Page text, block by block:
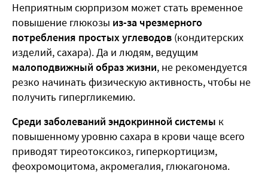
Неприятным сюрпризом может стать временное
повышение глюкозы из-за чрезмерного
потребления простых углеводов (кондитерских
изделий, сахара). Да и людям, ведущим
малоподвижный образ жизни, не рекомендуется
резко начинать физическую активность, чтобы не
получить гипергликемию.
Среди заболеваний эндокринной системы к
повышенному уровню сахара в крови чаще всего
приводят тиреотоксикоз, гиперкортицизм,
феохромоцитома, акромегалия, глюкагонома.